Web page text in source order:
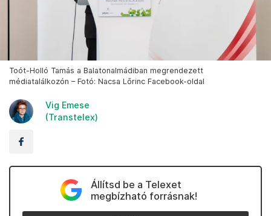
Toót-Holló Tamás a Balatonalmádiban megrendezett
médiatalálkozón – Fotó: Nacsa Lőrinc Facebook-oldal
Vig Emese
(Transtelex)
Állítsd be a Telexet
megbízható forrásnak!